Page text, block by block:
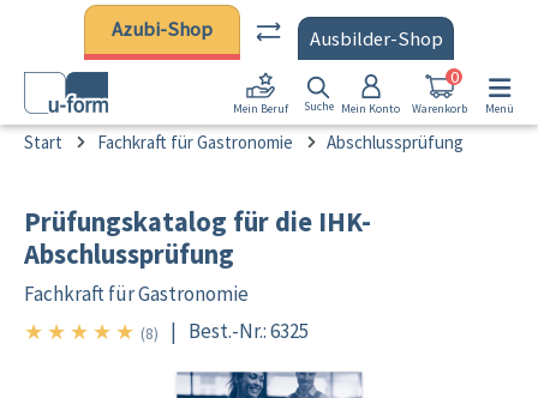
Zum Hauptinhalt springen
Azubi-Shop Ausbilder-Shop
Mein Beruf Suche Mein Konto Warenkorb
0
Menü
Start Fachkraft für Gastronomie Abschlussprüfung
Prüfungskatalog für die IHK-
Abschlussprüfung
Fachkraft für Gastronomie
★ ★ ★ ★ ★ 5/5
(8) | Best.-Nr.: 6325
Bildergalerie überspringen